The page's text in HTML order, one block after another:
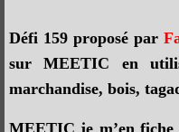
Défi 159 proposé par
sur MEETIC en
marchandise, bois,